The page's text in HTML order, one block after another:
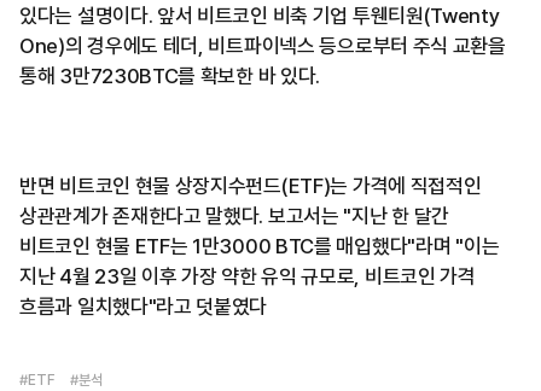
있다는 설명이다. 앞서 비트코인 비축 기업 투웬티원(Twenty
One)의 경우에도 테더, 비트파이넥스 등으로부터 주식 교환을
통해 3만7230BTC를 확보한 바 있다.
반면 비트코인 현물 상장지수펀드(ETF)는 가격에 직접적인
상관관계가 존재한다고 말했다. 보고서는 "지난 한 달간
비트코인 현물 ETF는 1만3000 BTC를 매입했다"라며 "이는
지난 4월 23일 이후 가장 약한 유익 규모로, 비트코인 가격
흐름과 일치했다"라고 덧붙였다
#ETF #분석